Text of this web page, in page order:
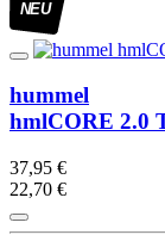
NEU
hummel
hmlCORE 2.0
37,95 €
22,70 €